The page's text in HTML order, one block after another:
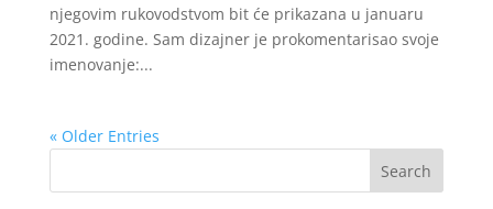
njegovim rukovodstvom bit će prikazana u januaru
2021. godine. Sam dizajner je prokomentarisao svoje
imenovanje:...
« Older Entries
Search